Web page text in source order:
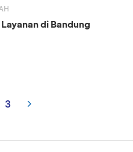
di Bandung
3